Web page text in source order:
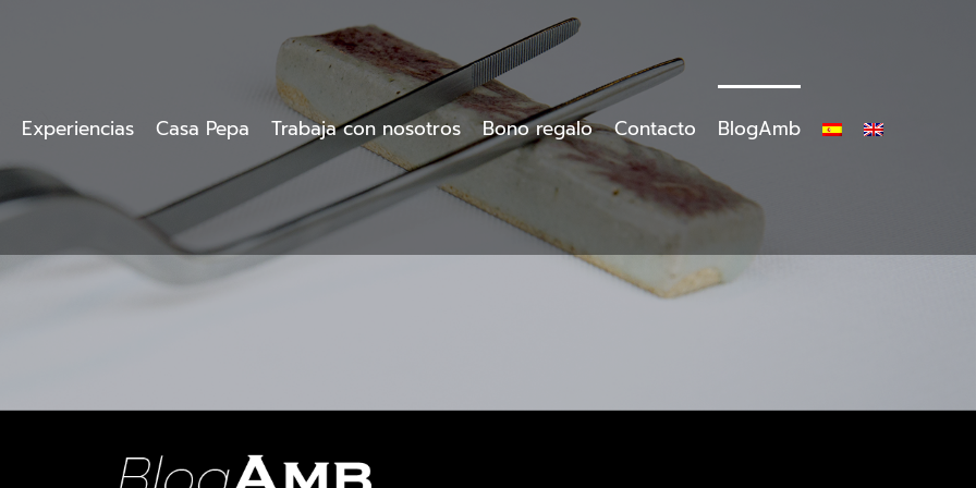
Experiencias Casa Pepa Trabaja con nosotros Bono regalo Contacto BlogAmb